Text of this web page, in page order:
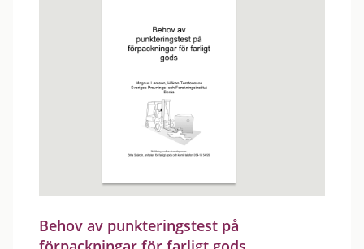
Behov av punkteringstest på